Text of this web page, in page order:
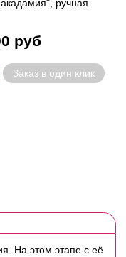
ручная
руб
Заказ в один клик
На этом этапе с её